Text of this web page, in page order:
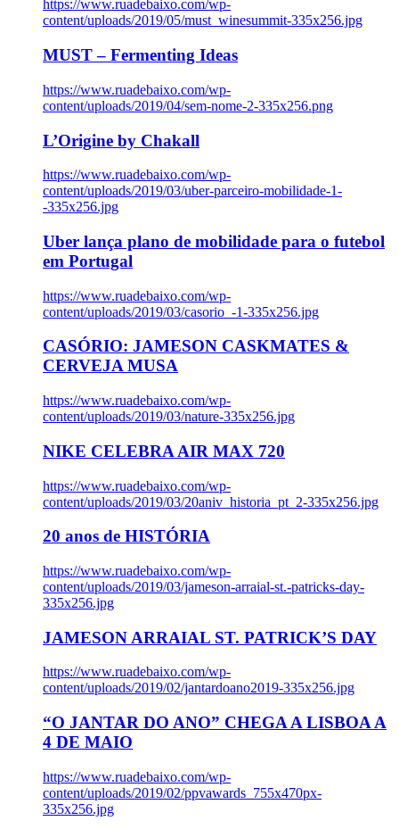
https://www.ruadebaixo.com/wp-
content/uploads/2019/05/must_winesummit-335x256.jpg
MUST – Fermenting Ideas
https://www.ruadebaixo.com/wp-
content/uploads/2019/04/sem-nome-2-335x256.png
L’Origine by Chakall
https://www.ruadebaixo.com/wp-
content/uploads/2019/03/uber-parceiro-mobilidade-1-
-335x256.jpg
Uber lança plano de mobilidade para o futebol
em Portugal
https://www.ruadebaixo.com/wp-
content/uploads/2019/03/casorio_-1-335x256.jpg
CASÓRIO: JAMESON CASKMATES &
CERVEJA MUSA
https://www.ruadebaixo.com/wp-
content/uploads/2019/03/nature-335x256.jpg
NIKE CELEBRA AIR MAX 720
https://www.ruadebaixo.com/wp-
content/uploads/2019/03/20aniv_historia_pt_2-335x256.jpg
20 anos de HISTÓRIA
https://www.ruadebaixo.com/wp-
content/uploads/2019/03/jameson-arraial-st.-patricks-day-
335x256.jpg
JAMESON ARRAIAL ST. PATRICK’S DAY
https://www.ruadebaixo.com/wp-
content/uploads/2019/02/jantardoano2019-335x256.jpg
“O JANTAR DO ANO” CHEGA A LISBOA A
4 DE MAIO
https://www.ruadebaixo.com/wp-
content/uploads/2019/02/ppvawards_755x470px-
335x256.jpg